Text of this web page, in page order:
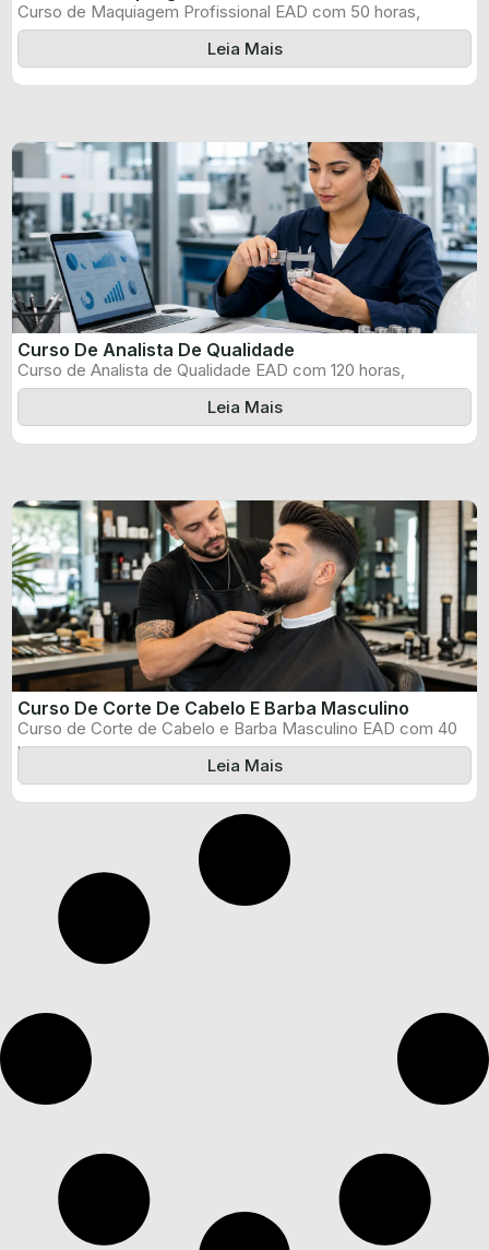
Curso de Maquiagem Profissional EAD com 50 horas,
certificado informado pelo produtor e ...
Leia Mais
Curso De Analista De Qualidade
Curso de Analista de Qualidade EAD com 120 horas,
certificado informado pelo produtor ...
Leia Mais
Curso De Corte De Cabelo E Barba Masculino
Curso de Corte de Cabelo e Barba Masculino EAD com 40
horas, certificado ...
Leia Mais